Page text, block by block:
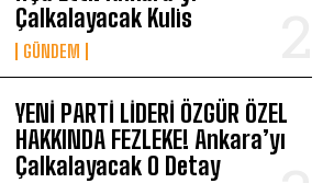
Çalkalayacak Kulis
GÜNDEM
YENİ PARTİ LİDERİ ÖZGÜR ÖZEL
HAKKINDA FEZLEKE! Ankara’yı
Çalkalayacak O Detay